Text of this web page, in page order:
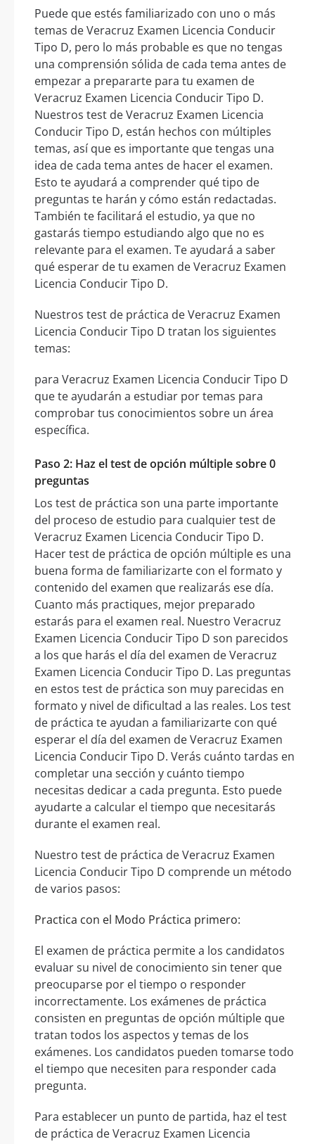
Puede que estés familiarizado con uno o más
temas de Veracruz Examen Licencia Conducir
Tipo D, pero lo más probable es que no tengas
una comprensión sólida de cada tema antes de
empezar a prepararte para tu examen de
Veracruz Examen Licencia Conducir Tipo D.
Nuestros test de Veracruz Examen Licencia
Conducir Tipo D, están hechos con múltiples
temas, así que es importante que tengas una
idea de cada tema antes de hacer el examen.
Esto te ayudará a comprender qué tipo de
preguntas te harán y cómo están redactadas.
También te facilitará el estudio, ya que no
gastarás tiempo estudiando algo que no es
relevante para el examen. Te ayudará a saber
qué esperar de tu examen de Veracruz Examen
Licencia Conducir Tipo D.
Nuestros test de práctica de Veracruz Examen
Licencia Conducir Tipo D tratan los siguientes
temas:
para Veracruz Examen Licencia Conducir Tipo D
que te ayudarán a estudiar por temas para
comprobar tus conocimientos sobre un área
específica.
Paso 2: Haz el test de opción múltiple sobre 0
preguntas
Los test de práctica son una parte importante
del proceso de estudio para cualquier test de
Veracruz Examen Licencia Conducir Tipo D.
Hacer test de práctica de opción múltiple es una
buena forma de familiarizarte con el formato y
contenido del examen que realizarás ese día.
Cuanto más practiques, mejor preparado
estarás para el examen real. Nuestro Veracruz
Examen Licencia Conducir Tipo D son parecidos
a los que harás el día del examen de Veracruz
Examen Licencia Conducir Tipo D. Las preguntas
en estos test de práctica son muy parecidas en
formato y nivel de dificultad a las reales. Los test
de práctica te ayudan a familiarizarte con qué
esperar el día del examen de Veracruz Examen
Licencia Conducir Tipo D. Verás cuánto tardas en
completar una sección y cuánto tiempo
necesitas dedicar a cada pregunta. Esto puede
ayudarte a calcular el tiempo que necesitarás
durante el examen real.
Nuestro test de práctica de Veracruz Examen
Licencia Conducir Tipo D comprende un método
de varios pasos:
Practica con el Modo Práctica primero:
El examen de práctica permite a los candidatos
evaluar su nivel de conocimiento sin tener que
preocuparse por el tiempo o responder
incorrectamente. Los exámenes de práctica
consisten en preguntas de opción múltiple que
tratan todos los aspectos y temas de los
exámenes. Los candidatos pueden tomarse todo
el tiempo que necesiten para responder cada
pregunta.
Para establecer un punto de partida, haz el test
de práctica de Veracruz Examen Licencia